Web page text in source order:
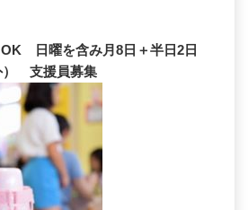
日曜を含み月8日＋半日2日
） 支援員募集